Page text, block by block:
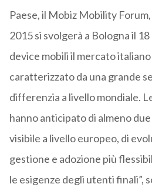
Paese, il Mobiz Mobility
2015 si svolgerà a Bologna il
device mobili il mercato
caratterizzato da una grande
differenzia a livello mondiale.
hanno anticipato di almeno
visibile a livello europeo, di
gestione e adozione più
le esigenze degli utenti finali”,